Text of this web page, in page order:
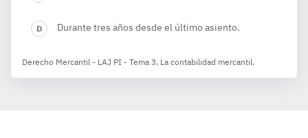
Durante tres años desde el último asiento.
Derecho Mercantil - LAJ PI - Tema 3. La contabilidad mercantil.